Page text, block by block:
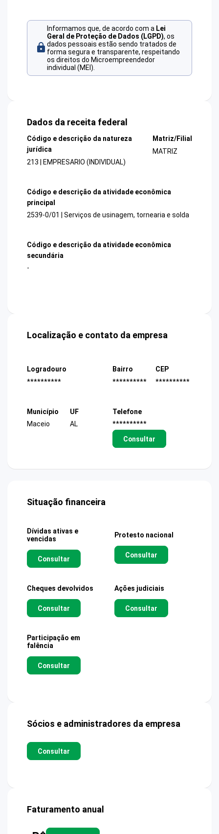
Informamos que, de acordo com a Lei
Geral de Proteção de Dados (LGPD), os
dados pessoais estão sendo tratados de
forma segura e transparente, respeitando
os direitos do Microempreendedor
individual (MEI).
Dados da receita federal
Código e descrição da natureza
jurídica
213 | EMPRESARIO (INDIVIDUAL)
Matriz/Filial
MATRIZ
Código e descrição da atividade econômica
principal
2539-0/01 | Serviços de usinagem, tornearia e solda
Código e descrição da atividade econômica
secundária
-
Localização e contato da empresa
Logradouro
**********
Bairro
**********
CEP
**********
Município
Maceio
UF
AL
Telefone
**********
Consultar
Situação financeira
Dívidas ativas e
vencidas
Consultar
Protesto nacional
Consultar
Cheques devolvidos
Consultar
Ações judiciais
Consultar
Participação em
falência
Consultar
Sócios e administradores da empresa
Consultar
Faturamento anual